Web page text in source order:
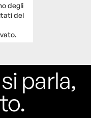
degli
del
parla,